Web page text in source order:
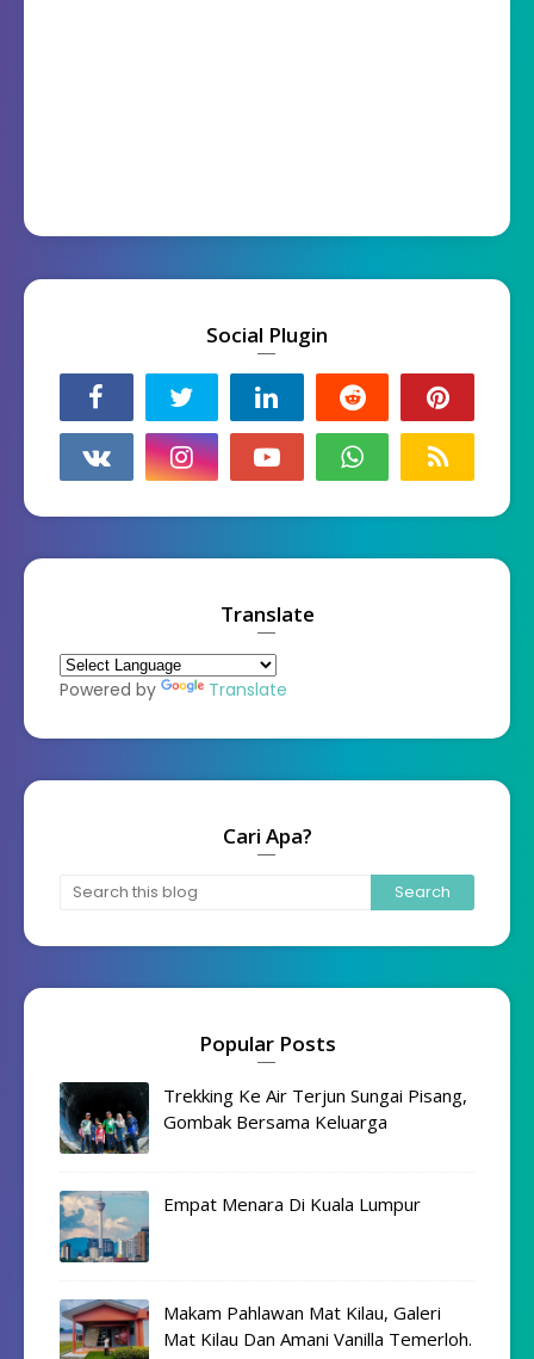
Social Plugin
Translate
Powered by Translate
Cari Apa?
Popular Posts
Trekking Ke Air Terjun Sungai Pisang,
Gombak Bersama Keluarga
Empat Menara Di Kuala Lumpur
Makam Pahlawan Mat Kilau, Galeri
Mat Kilau Dan Amani Vanilla Temerloh.